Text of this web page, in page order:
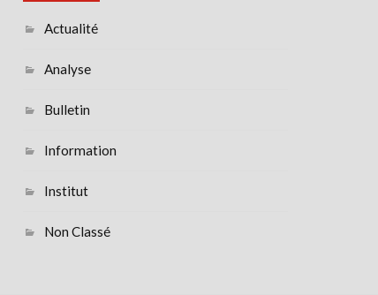
Actualité
Analyse
Bulletin
Information
Institut
Non Classé